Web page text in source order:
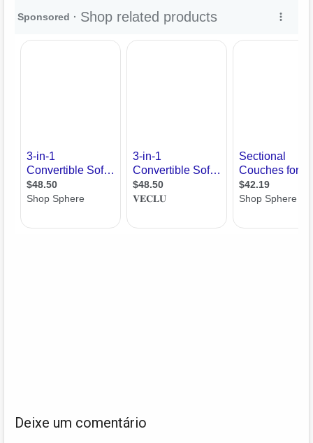
Deixe um comentário